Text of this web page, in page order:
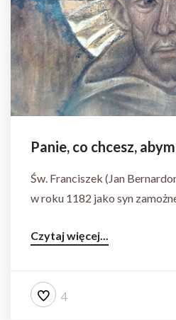
Panie, co chcesz,
Św. Franciszek (Jan
w roku 1182 jako syn
Czytaj więcej...
4